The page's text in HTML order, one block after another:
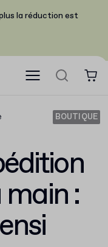
la réduction est
:
BOUTIQUE